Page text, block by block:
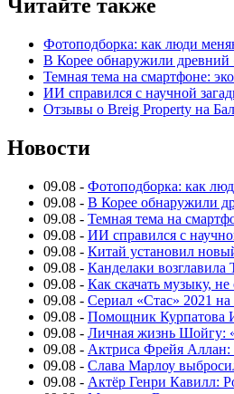
Читайте также
Фотоподборка: как люди
В Корее обнаружили древний
Темная тема на смартфоне:
ИИ справился с научной
Отзывы о Breig Property на
Новости
09.08 - Фотоподборка: как
09.08 - В Корее обнаружили
09.08 - Темная тема на
09.08 - ИИ справился с
09.08 - Китай установил
09.08 - Канделаки
09.08 - Как скачать музыку,
09.08 - Сериал «Стас» 2021
09.08 - Помощник Курпатова
09.08 - Личная жизнь Шойгу:
09.08 - Актриса Фрейя Аллан:
09.08 - Слава Марлоу
09.08 - Актёр Генри Кавилл: